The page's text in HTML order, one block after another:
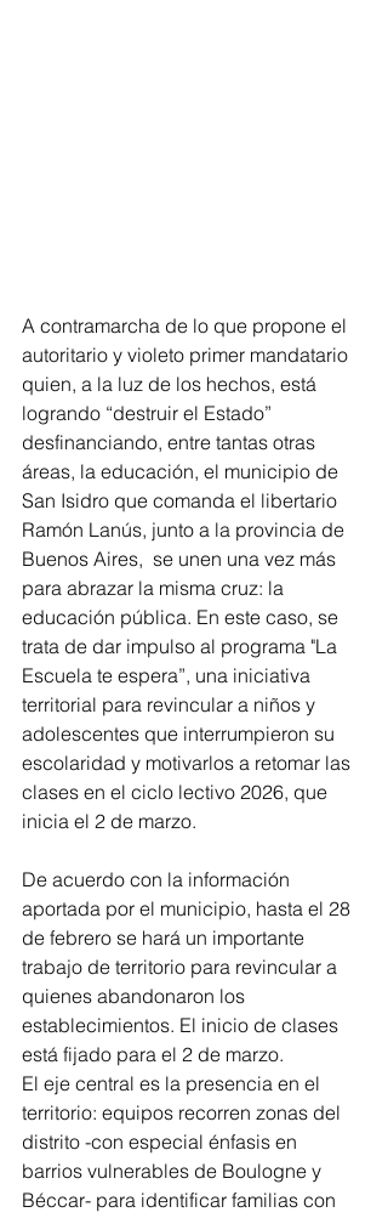
A contramarcha de lo que propone el
autoritario y violeto primer mandatario
quien, a la luz de los hechos, está
logrando “destruir el Estado”
desfinanciando, entre tantas otras
áreas, la educación, el municipio de
San Isidro que comanda el libertario
Ramón Lanús, junto a la provincia de
Buenos Aires,  se unen una vez más
para abrazar la misma cruz: la
educación pública. En este caso, se
trata de dar impulso al programa "La
Escuela te espera”, una iniciativa
territorial para revincular a niños y
adolescentes que interrumpieron su
escolaridad y motivarlos a retomar las
clases en el ciclo lectivo 2026, que
inicia el 2 de marzo.
De acuerdo con la información
aportada por el municipio, hasta el 28
de febrero se hará un importante
trabajo de territorio para revincular a
quienes abandonaron los
establecimientos. El inicio de clases
está fijado para el 2 de marzo.
El eje central es la presencia en el
territorio: equipos recorren zonas del
distrito -con especial énfasis en
barrios vulnerables de Boulogne y
Béccar- para identificar familias con